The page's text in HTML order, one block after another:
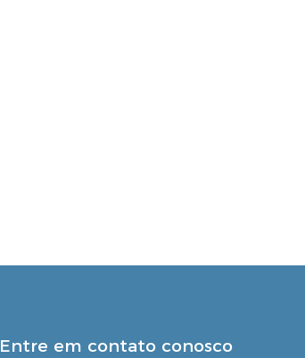
Entre em contato conosco